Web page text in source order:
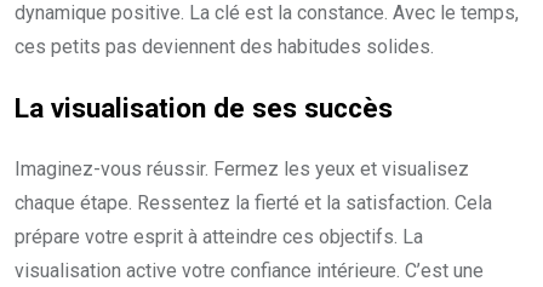
dynamique positive. La clé est la constance. Avec le temps,
ces petits pas deviennent des habitudes solides.
La visualisation de ses succès
Imaginez-vous réussir. Fermez les yeux et visualisez
chaque étape. Ressentez la fierté et la satisfaction. Cela
prépare votre esprit à atteindre ces objectifs. La
visualisation active votre confiance intérieure. C’est une